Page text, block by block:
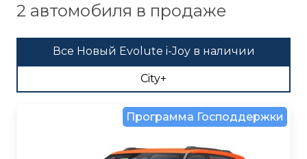
2 автомобиля в продаже
Все Новый Evolute i-Joy в наличии
City+
Программа Господдержки